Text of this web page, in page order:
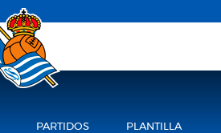
PARTIDOS PLANTILLA